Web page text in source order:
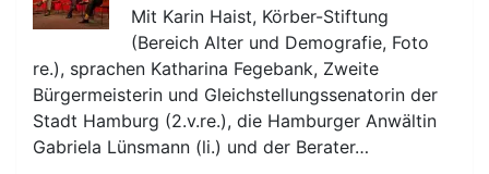
Mit Karin Haist, Körber-Stiftung
(Bereich Alter und Demografie, Foto
re.), sprachen Katharina Fegebank, Zweite
Bürgermeisterin und Gleichstellungssenatorin der
Stadt Hamburg (2.v.re.), die Hamburger Anwältin
Gabriela Lünsmann (li.) und der Berater…